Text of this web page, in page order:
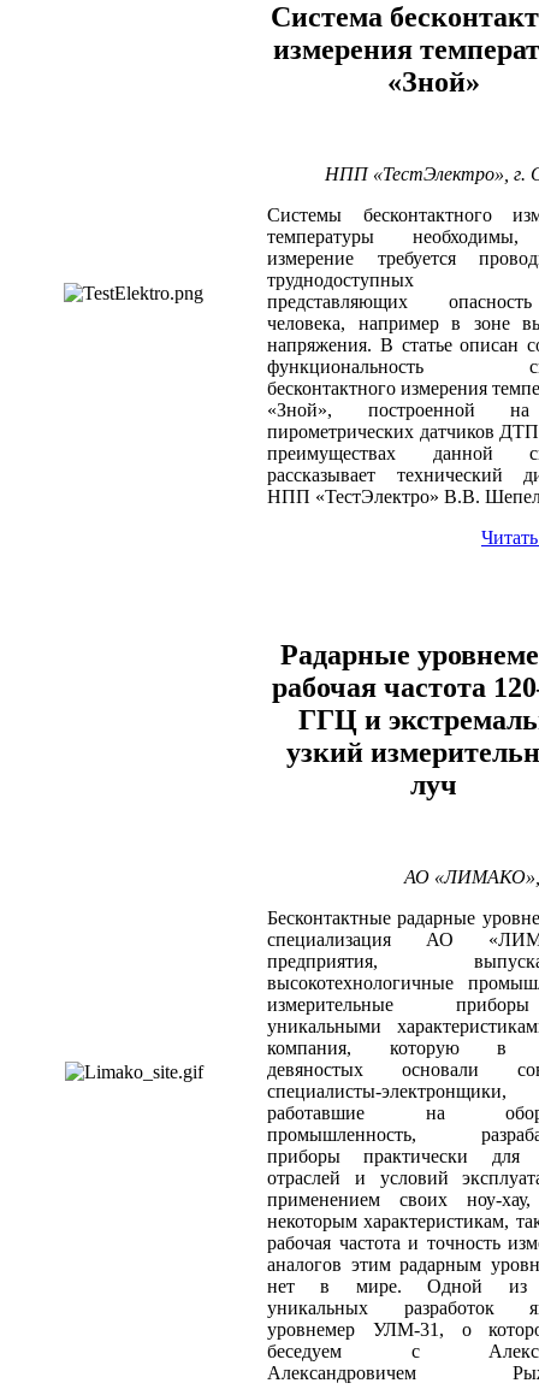
Система
измерения
«Зной»
НПП «ТестЭлектро», г.
Системы бесконтактного
температуры необходимы,
измерение требуется
труднодоступных
представляющих
человека, например в зоне
напряжения. В статье описан
функциональность
бесконтактного измерения
«Зной», построенной
пирометрических датчиков
преимуществах данной
рассказывает технический
НПП «ТестЭлектро» В.В.
Радарные
рабочая частота
ГГЦ и
узкий
луч
АО «ЛИМАКО»,
Бесконтактные радарные
специализация АО
предприятия,
высокотехнологичные
измерительные
уникальными
компания, которую в
девяностых основали
специалисты-электронщики,
работавшие на
промышленность,
приборы практически для
отраслей и условий
применением своих ноу-
некоторым характеристикам,
рабочая частота и точность
аналогов этим радарным
нет в мире. Одной из
уникальных разработок
уровнемер УЛМ-31, о
беседуем с
Александровичем